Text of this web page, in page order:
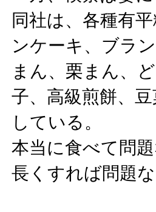
同社は、各種有
ンケーキ、ブラ
まん、栗まん、
子、高級煎餅、
している。
本当に食べて問
長くすれば問題